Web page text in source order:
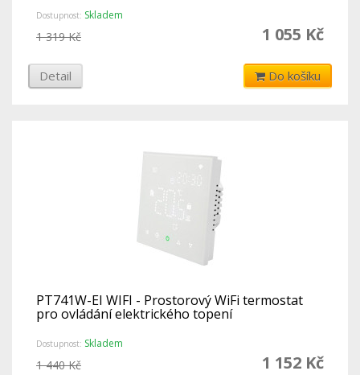
Dostupnost: Skladem
1 055 Kč
1 319 Kč
Detail Do košíku
PT741W-EI WIFI - Prostorový WiFi termostat
pro ovládání elektrického topení
Dostupnost: Skladem
1 152 Kč
1 440 Kč